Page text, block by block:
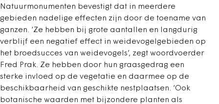
Natuurmonumenten bevestigt dat in meerdere
gebieden nadelige effecten zijn door de toename van
ganzen. ‘Ze hebben bij grote aantallen en langdurig
verblijf een negatief effect in weidevogelgebieden op
het broedsucces van weidevogels’, zegt woordvoerder
Fred Prak. Ze hebben door hun graasgedrag een
sterke invloed op de vegetatie en daarmee op de
beschikbaarheid van geschikte nestplaatsen. ‘Ook
botanische waarden met bijzondere planten als